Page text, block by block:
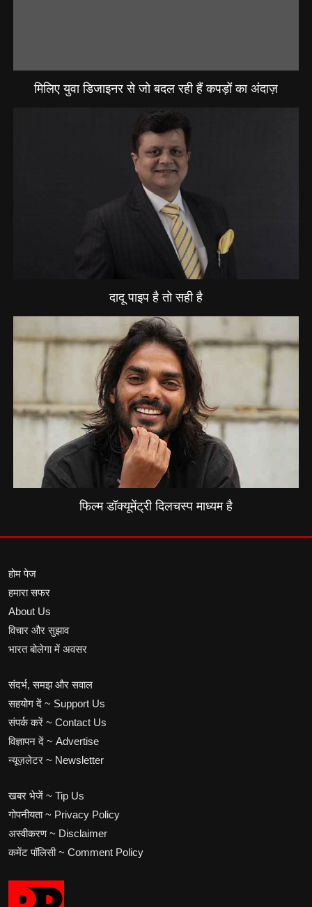
मिलिए युवा डिजाइनर से जो बदल रही हैं कपड़ों का अंदाज़
दादू पाइप है तो सही है
फिल्म डॉक्यूमेंट्री दिलचस्प माध्यम है
होम पेज
हमारा सफर
About Us
विचार और सुझाव
भारत बोलेगा में अवसर
संदर्भ, समझ और सवाल
सहयोग दें ~ Support Us
संपर्क करें ~ Contact Us
विज्ञापन दें ~ Advertise
न्यूज़लेटर ~ Newsletter
खबर भेजें ~ Tip Us
गोपनीयता ~ Privacy Policy
अस्वीकरण ~ Disclaimer
कमेंट पॉलिसी ~ Comment Policy